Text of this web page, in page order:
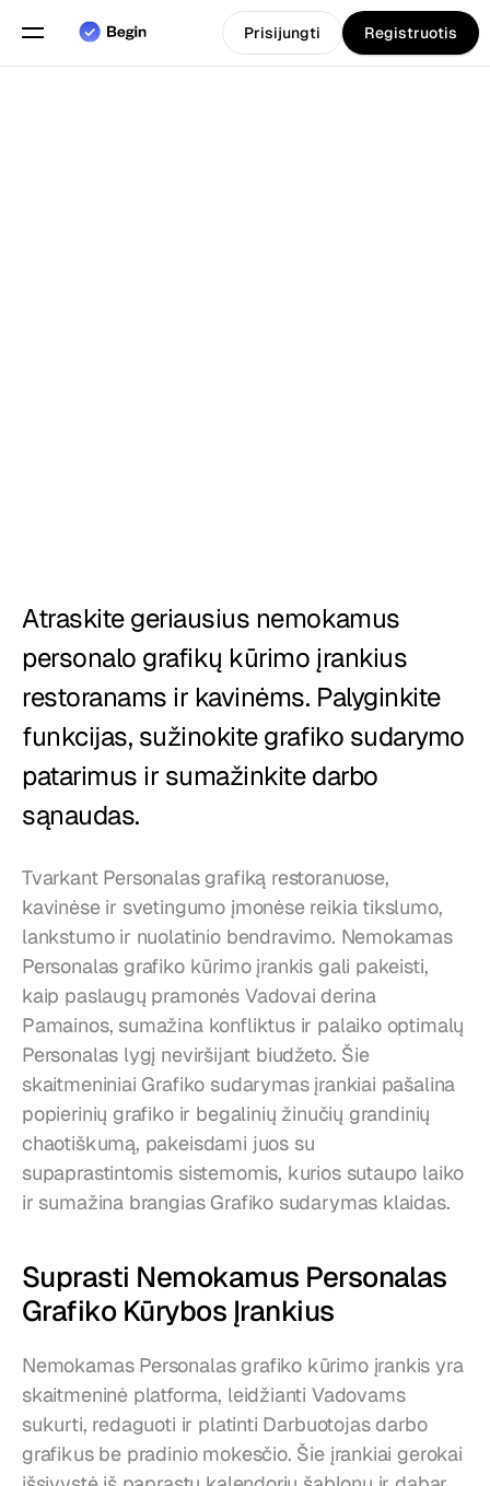
Maisto tiekimas
Kainos
Prisijungti Registruotis
Atraskite geriausius nemokamus
personalo grafikų kūrimo įrankius
restoranams ir kavinėms. Palyginkite
funkcijas, sužinokite grafiko sudarymo
patarimus ir sumažinkite darbo
sąnaudas.
Tvarkant Personalas grafiką restoranuose,
kavinėse ir svetingumo įmonėse reikia tikslumo,
lankstumo ir nuolatinio bendravimo. Nemokamas
Personalas grafiko kūrimo įrankis gali pakeisti,
kaip paslaugų pramonės Vadovai derina
Pamainos, sumažina konfliktus ir palaiko optimalų
Personalas lygį neviršijant biudžeto. Šie
skaitmeniniai Grafiko sudarymas įrankiai pašalina
popierinių grafiko ir begalinių žinučių grandinių
chaotiškumą, pakeisdami juos su
supaprastintomis sistemomis, kurios sutaupo laiko
ir sumažina brangias Grafiko sudarymas klaidas.
Suprasti Nemokamus Personalas
Grafiko Kūrybos Įrankius
Nemokamas Personalas grafiko kūrimo įrankis yra
skaitmeninė platforma, leidžianti Vadovams
sukurti, redaguoti ir platinti Darbuotojas darbo
grafikus be pradinio mokesčio. Šie įrankiai gerokai